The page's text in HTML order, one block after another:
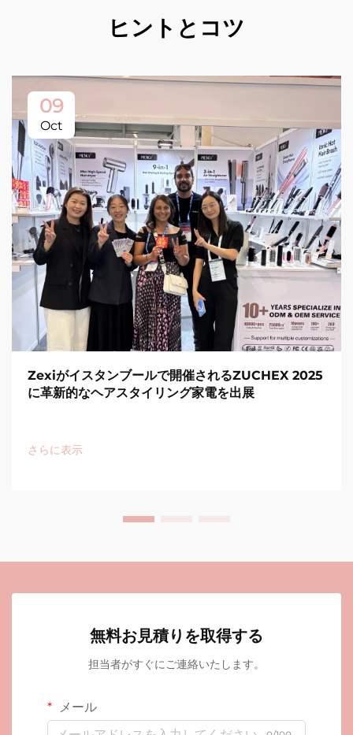
ヒントとコツ
09
Oct
Zexiがイスタンブールで開催されるZUCHEX 2025
に革新的なヘアスタイリング家電を出展
さらに表示
無料お見積りを取得する
担当者がすぐにご連絡いたします。
メール